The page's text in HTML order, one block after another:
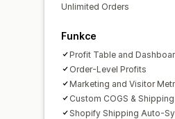
Unlimited Orders
Funkce
Profit Table and
Order-Level Profits
Marketing and Visitor
Custom COGS &
Shopify Shipping Auto-